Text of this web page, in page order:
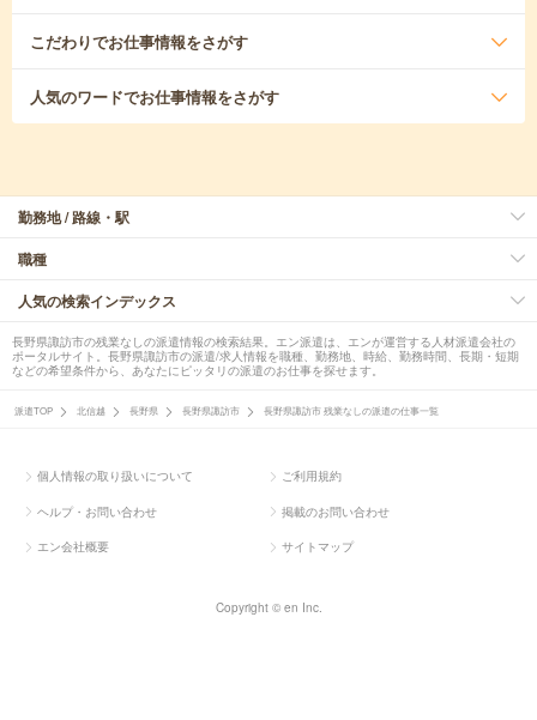
こだわりでお仕事情報をさがす
人気のワードでお仕事情報をさがす
勤務地 / 路線・駅
職種
人気の検索インデックス
長野県諏訪市の残業なしの派遣情報の検索結果。エン派遣は、エンが運営する人材派遣会社の
ポータルサイト。長野県諏訪市の派遣/求人情報を職種、勤務地、時給、勤務時間、長期・短期
などの希望条件から、あなたにピッタリの派遣のお仕事を探せます。
派遣TOP 北信越 長野県 長野県諏訪市 長野県諏訪市 残業なしの派遣の仕事一覧
個人情報の取り扱いについて ご利用規約
ヘルプ・お問い合わせ 掲載のお問い合わせ
エン会社概要 サイトマップ
Copyright © en Inc.